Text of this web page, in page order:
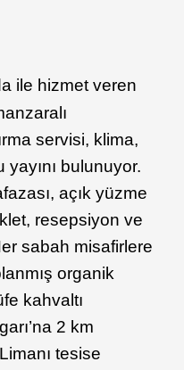
ile hizmet veren
servisi, klima,
bulunuyor.
açık yüzme
resepsiyon ve
sabah misafirlere
organik
kahvaltı
2 km
tesise